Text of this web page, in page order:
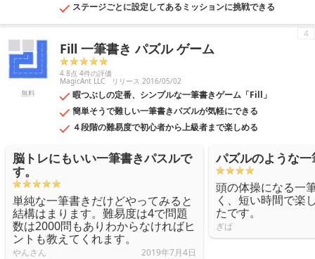
ステージごとに設定してあるミッションに挑戦できる
無料
Fill 一筆書き パズル ゲーム
4.8点 4件の評価
MagicAnt LLC リリース 2016/05/02
暇つぶしの定番、シンプルな一筆書きゲーム「Fill」
簡単そうで難しい一筆書きパズルが気軽にできる
４段階の難易度で初心者から上級者まで楽しめる
4
脳トレにもいい一筆書きパスルで
す。
単純な一筆書きだけどやってみると
結構はまります。難易度は4で問題
数は2000問もありわからなければヒ
ントも教えてくれます。
やんさん 2019年7月4日
パズルのような
頭の体操になる一
く、短い時間で楽
たです。
ぎば